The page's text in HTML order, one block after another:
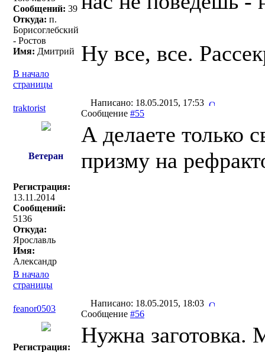
Сообщений: 39
Откуда: п.
Борисоглебский
- Ростов
Имя: Дмитрий Ну все, все.
В начало
страницы
traktorist
Написано: 18.05.2015, 17:53
Сообщение #55
Ветеран
Регистрация:
13.11.2014
Сообщений:
5136
Откуда:
Ярославль
Имя:
Александр
А делаете только
призму на
В начало
страницы
feanor0503
Написано: 18.05.2015, 18:03
Сообщение #56
Регистрация:
Нужна заготовка.